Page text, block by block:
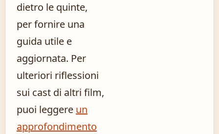
dietro le quinte,
per fornire una
guida utile e
aggiornata. Per
ulteriori riflessioni
sui cast di altri film,
puoi leggere un
approfondimento